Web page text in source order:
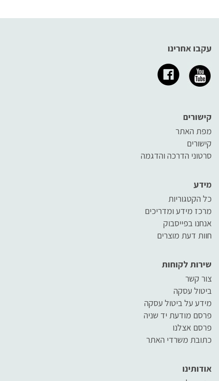
עקבו אחרינו
קישורים
מפת האתר
קישורים
סרטוני הדרכה והדגמה
מידע
כל הקטגוריות
מרכז מידע ומדריכים
אנחנו בפייסבוק
חוות דעת מוצרים
שירות לקוחות
צור קשר
ביטול עסקה
מידע על ביטול עסקה
פרסם מודעת יד שניה
פרסם אצלנו
כתובת משרדי האתר
אודותינו